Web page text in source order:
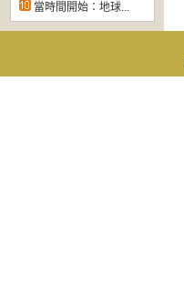
當時間開始：地球...